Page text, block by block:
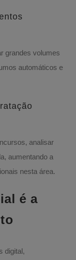
grandes volumes
automáticos e
analisar
aumentando a
nesta área.
é a
digital,